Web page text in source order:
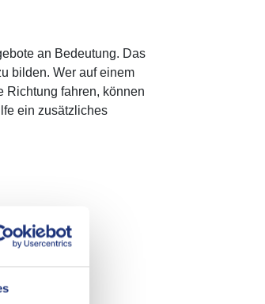
an Bedeutung. Das
bilden. Wer auf einem
Richtung fahren, können
ein zusätzliches